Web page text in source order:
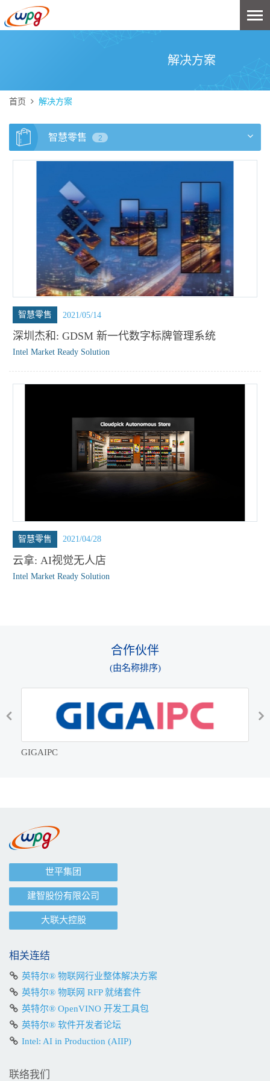
解决方案
首页 解决方案
智慧零售 2
智慧零售 2021/05/14
深圳杰和: GDSM 新一代数字标牌管理系统
Intel Market Ready Solution
智慧零售 2021/04/28
云拿: AI视觉无人店
Intel Market Ready Solution
合作伙伴
(由名称排序)
GIGAIPC
世平集团
建智股份有限公司
大联大控股
相关连结
英特尔® 物联网行业整体解决方案
英特尔® 物联网 RFP 就绪套件
英特尔® OpenVINO 开发工具包
英特尔® 软件开发者论坛
Intel: AI in Production (AIIP)
联络我们